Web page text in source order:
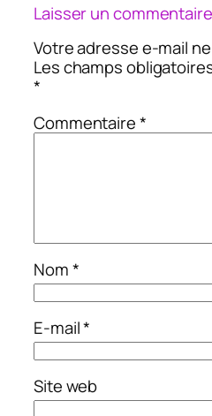
Laisser un commentaire
Votre adresse e-mail
Les champs
*
Commentaire*
Nom*
E-mail*
Site web